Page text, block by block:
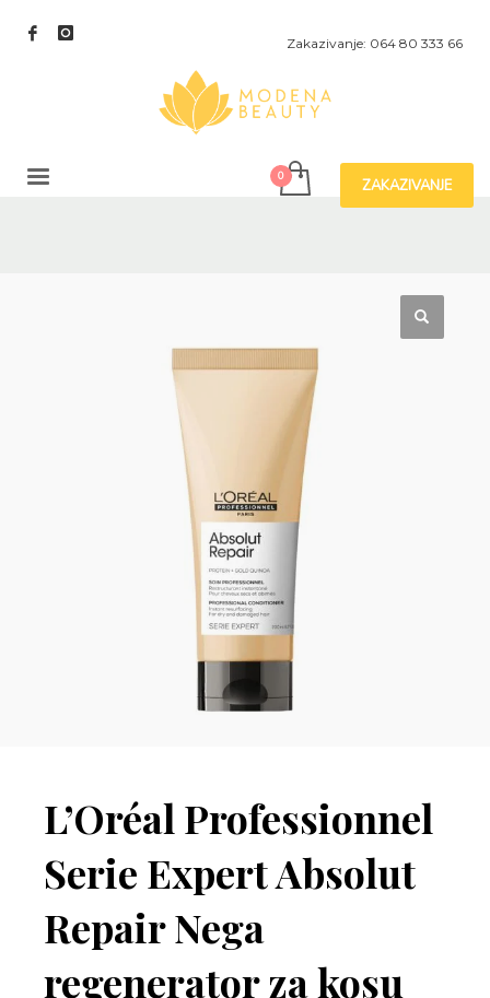
Zakazivanje: 064 80 333 66
ZAKAZIVANJE
L’Oréal Professionnel
Serie Expert Absolut
Repair Nega
regenerator za kosu